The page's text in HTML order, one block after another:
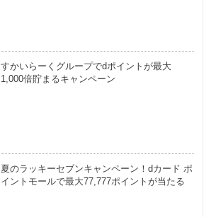
すかいらーくグループでdポイントが最大
1,000倍貯まるキャンペーン
夏のラッキーセブンキャンペーン！dカード ポ
イントモールで最大77,777ポイントが当たる